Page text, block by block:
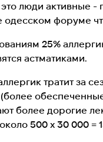
люди активные -
одесском форуме
25%
астматиками.
тратит за
более дорогие
500 х 30 000 =